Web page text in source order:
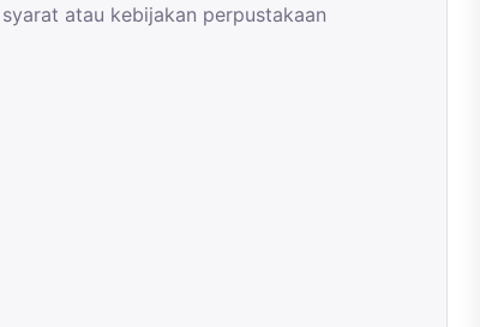
atau kebijakan perpustakaan